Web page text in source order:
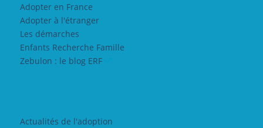
Adopter en France
Adopter à l'étranger
Les démarches
Enfants Recherche Famille
Zebulon : le blog ERF
Actualités de l'adoption